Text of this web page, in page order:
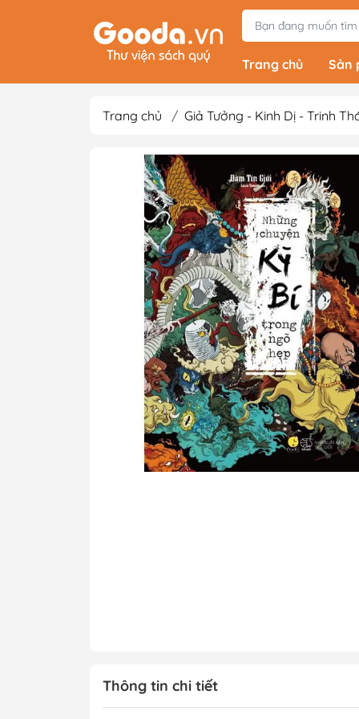
Trang chủ
Sản
Light Novels - Tản
Giả Tưởng - Kinh
Thám
Văn Học Kinh
Xem thêm
Sách Ehon &
Thiếu Nhi
Tô Màu - Luyện
Kiến Thức Bách
Trẻ
Đạo Đức - Kỹ
Xem thêm
Trang chủ / Giả Tưởng - Kinh Dị - Trinh
Thông tin chi tiết